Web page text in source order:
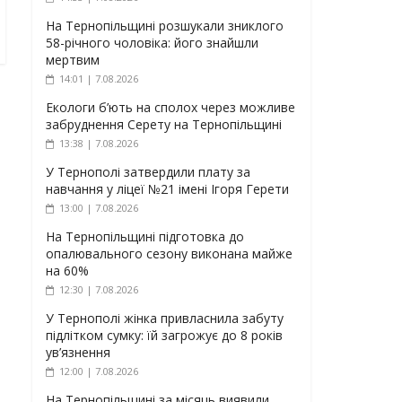
На Тернопільщині розшукали зниклого
58-річного чоловіка: його знайшли
мертвим
14:01 | 7.08.2026
Екологи б’ють на сполох через можливе
забруднення Серету на Тернопільщині
13:38 | 7.08.2026
У Тернополі затвердили плату за
навчання у ліцеї №21 імені Ігоря Герети
13:00 | 7.08.2026
На Тернопільщині підготовка до
опалювального сезону виконана майже
на 60%
12:30 | 7.08.2026
У Тернополі жінка привласнила забуту
підлітком сумку: їй загрожує до 8 років
ув’язнення
12:00 | 7.08.2026